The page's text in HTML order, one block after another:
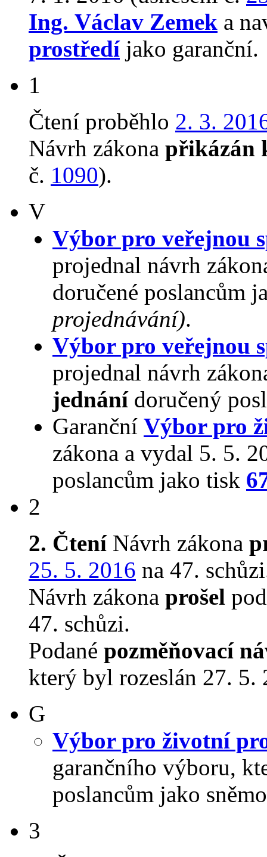
Ing. Václav Zemek a
prostředíjako garanční.
1
Čtení proběhlo 2. 3.
Návrh zákona přikázán
č. 1090).
V
Výbor pro veřejnou
projednal návrh
doručené poslancům
projednávání).
Výbor pro veřejnou
projednal návrh
jednánídoručený
Garanční Výbor pro
zákona a vydal 5. 5.
poslancům jako tisk
2
2. ČteníNávrh zákona
25. 5. 2016 na 47.
Návrh zákona prošel
47. schůzi.
Podané pozměňovací
který byl rozeslán 27. 5.
G
Výbor pro životní
garančního výboru,
poslancům jako
3